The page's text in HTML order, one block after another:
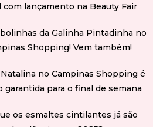
com lançamento na Beauty Fair
da Galinha Pintadinha no
Shopping! Vem também!
Natalina no Campinas Shopping é
garantida para o final de semana
os esmaltes cintilantes já são